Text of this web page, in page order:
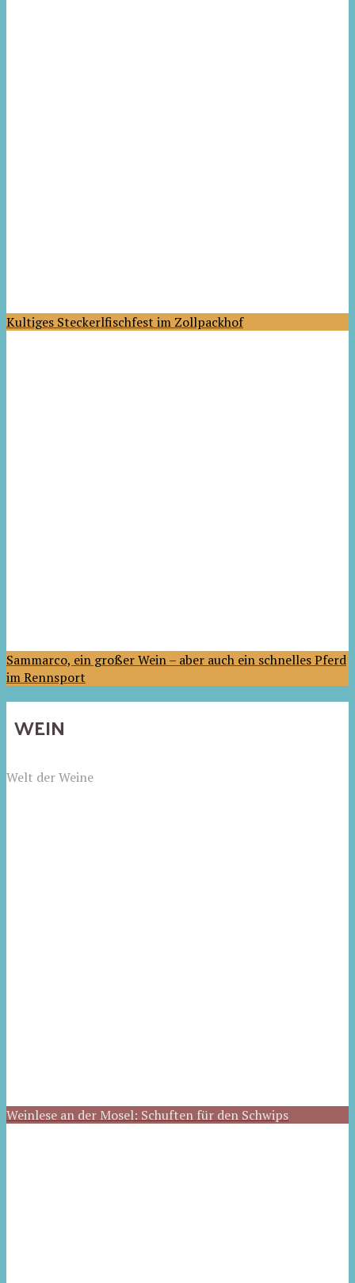
Kultiges Steckerlfischfest im Zollpackhof
Sammarco, ein großer Wein – aber auch ein schnelles Pferd
im Rennsport
WEIN
Welt der Weine
Weinlese an der Mosel: Schuften für den Schwips